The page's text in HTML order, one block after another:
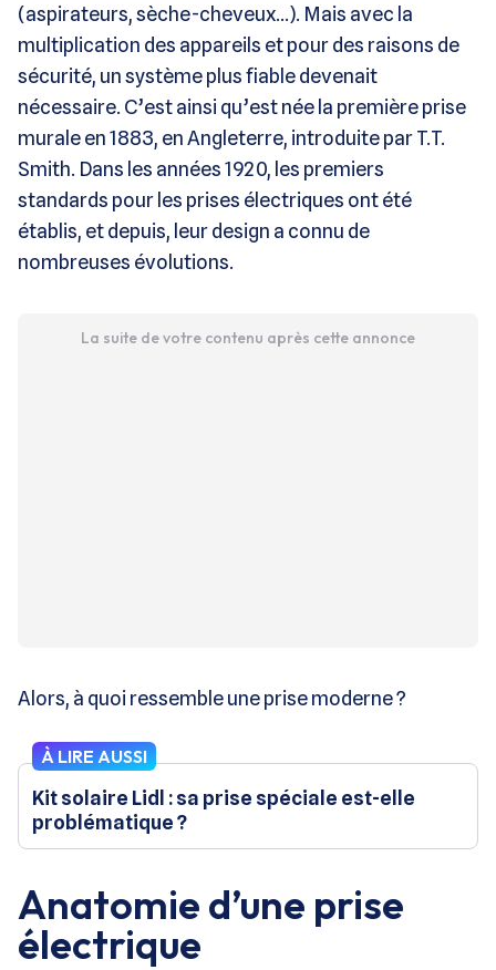
(aspirateurs, sèche-cheveux…). Mais avec la
multiplication des appareils et pour des raisons de
sécurité, un système plus fiable devenait
nécessaire. C’est ainsi qu’est née la première prise
murale en 1883, en Angleterre, introduite par T.T.
Smith. Dans les années 1920, les premiers
standards pour les prises électriques ont été
établis, et depuis, leur design a connu de
nombreuses évolutions.
La suite de votre contenu après cette annonce
Alors, à quoi ressemble une prise moderne ?
À LIRE AUSSI
Kit solaire Lidl : sa prise spéciale est-elle
problématique ?
Anatomie d’une prise
électrique